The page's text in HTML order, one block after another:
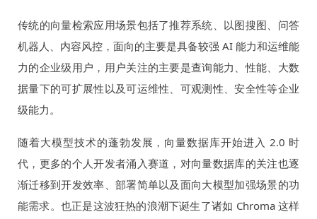
传统的向量检索应用场景包括了推荐系统、以图搜图、问答
机器人、内容风控，面向的主要是具备较强 AI 能力和运维能
力的企业级用户，用户关注的主要是查询能力、性能、大数
据量下的可扩展性以及可运维性、可观测性、安全性等企业
级能力。
随着大模型技术的蓬勃发展，向量数据库开始进入 2.0 时
代，更多的个人开发者涌入赛道，对向量数据库的关注也逐
渐迁移到开发效率、部署简单以及面向大模型加强场景的功
能需求。也正是这波狂热的浪潮下诞生了诸如 Chroma 这样